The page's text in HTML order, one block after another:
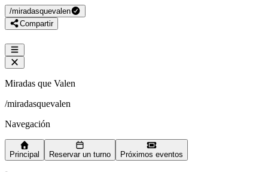
/miradasquevalen
Compartir
Miradas que Valen
/miradasquevalen
Navegación
Principal Reservar un turno Próximos eventos